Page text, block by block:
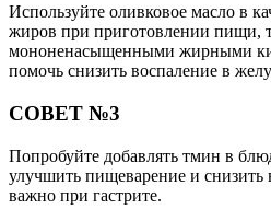
Используйте оливковое масло в
жиров при приготовлении пищи,
мононенасыщенными жирными
помочь снизить воспаление в
СОВЕТ №3
Попробуйте добавлять тмин в
улучшить пищеварение и снизить
важно при гастрите.